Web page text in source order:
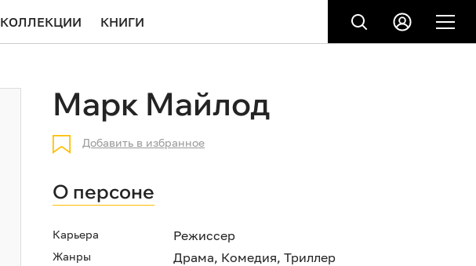
КОЛЛЕКЦИИ КНИГИ
Марк Майлод
Добавить в избранное
О персоне
Карьера Режиссер
Жанры Драма, Комедия, Триллер